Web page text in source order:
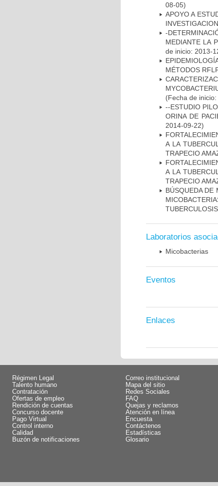
08-05)
APOYO A
-
MEDIANTE LA
de inicio: 2013-
MÉTODOS
(Fecha de
--ESTUDIO
ORINA DE
2014-09-22)
A LA
TRAPECIO
A LA
TRAPECIO
BÚSQUEDA DE
Laboratorios
Micobacterias
Eventos
Enlaces
Régimen Legal
Talento humano
Contratación
Ofertas de empleo
Rendición de cuentas
Concurso docente
Pago Virtual
Control interno
Calidad
Buzón de notificaciones
Correo institucional
Mapa del sitio
Redes Sociales
FAQ
Quejas y reclamos
Atención en línea
Encuesta
Contáctenos
Estadísticas
Glosario